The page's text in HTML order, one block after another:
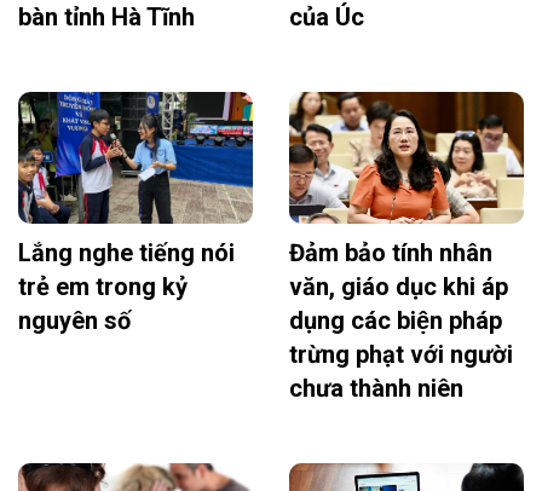
bàn tỉnh Hà Tĩnh
của Úc
Lắng nghe tiếng nói
trẻ em trong kỷ
nguyên số
Đảm bảo tính nhân
văn, giáo dục khi áp
dụng các biện pháp
trừng phạt với người
chưa thành niên